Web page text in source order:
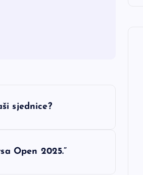
sjednice?
Open 2025.”